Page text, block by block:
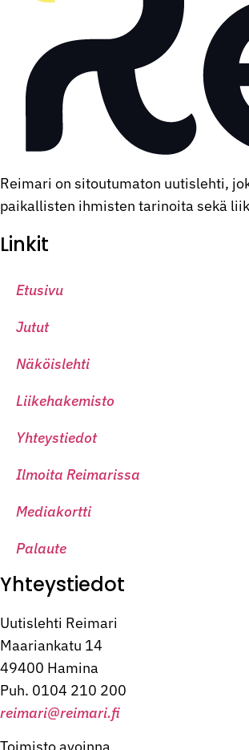
Reimari on sitoutumaton uutislehti,
paikallisten ihmisten tarinoita sekä
Linkit
Etusivu
Jutut
Näköislehti
Liikehakemisto
Yhteystiedot
Ilmoita Reimarissa
Mediakortti
Palaute
Yhteystiedot
Uutislehti Reimari
Maariankatu 14
49400 Hamina
Puh. 0104 210 200
reimari@reimari.fi